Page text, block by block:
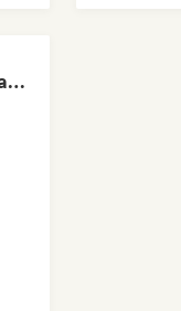
Epic Gaming Soundtracks